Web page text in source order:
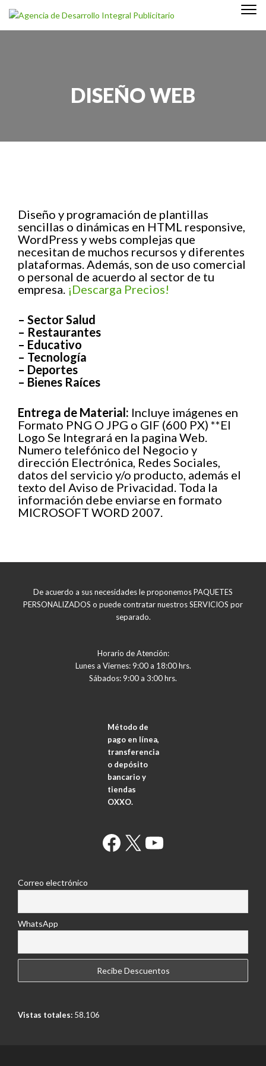
Skip to content
DISEÑO WEB
Diseño y programación de plantillas
sencillas o dinámicas en HTML responsive,
WordPress y webs complejas que
necesitan de muchos recursos y diferentes
plataformas. Además, son de uso comercial
o personal de acuerdo al sector de tu
empresa. ¡Descarga Precios!
– Sector Salud
– Restaurantes
– Educativo
– Tecnología
– Deportes
– Bienes Raíces
Entrega de Material: Incluye imágenes en
Formato PNG O JPG o GIF (600 PX) **El
Logo Se Integrará en la pagina Web.
Numero telefónico del Negocio y
dirección Electrónica, Redes Sociales,
datos del servicio y/o producto, además el
texto del Aviso de Privacidad. Toda la
información debe enviarse en formato
MICROSOFT WORD 2007.
De acuerdo a sus necesidades le proponemos PAQUETES
PERSONALIZADOS o puede contratar nuestros SERVICIOS por
separado.
Horario de Atención:
Lunes a Viernes: 9:00 a 18:00 hrs.
Sábados: 9:00 a 3:00 hrs.
Método de
pago en línea,
transferencia
o depósito
bancario y
tiendas
OXXO.
Facebook
X YouTube
Correo electrónico
WhatsApp
Vistas totales: 58.106